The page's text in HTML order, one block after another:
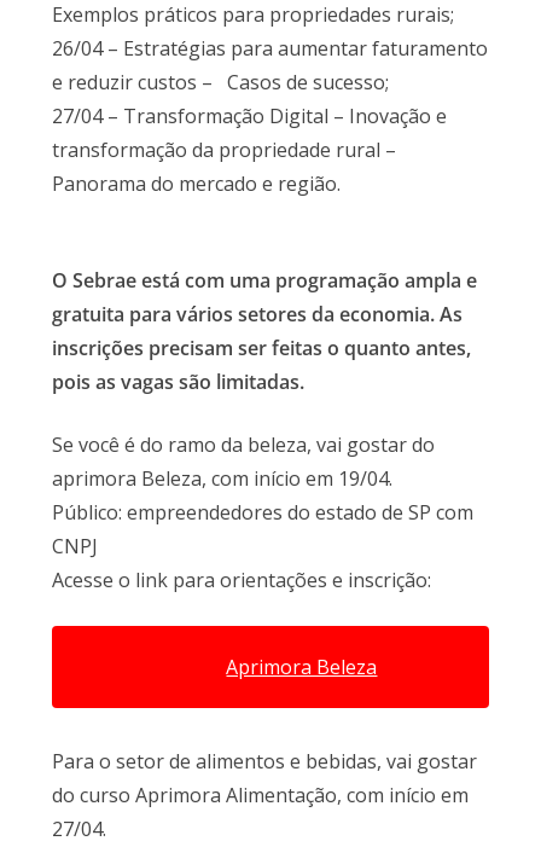
Exemplos práticos para propriedades rurais;
26/04 – Estratégias para aumentar faturamento
e reduzir custos – Casos de sucesso;
27/04 – Transformação Digital – Inovação e
transformação da propriedade rural –
Panorama do mercado e região.
O Sebrae está com uma programação ampla e
gratuita para vários setores da economia. As
inscrições precisam ser feitas o quanto antes,
pois as vagas são limitadas.
Se você é do ramo da beleza, vai gostar do
aprimora Beleza, com início em 19/04.
Público: empreendedores do estado de SP com
CNPJ
Acesse o link para orientações e inscrição:
Aprimora Beleza
Para o setor de alimentos e bebidas, vai gostar
do curso Aprimora Alimentação, com início em
27/04.